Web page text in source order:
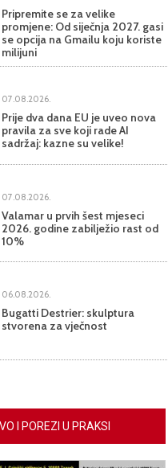
Pripremite se za velike
promjene: Od siječnja 2027. gasi
se opcija na Gmailu koju koriste
milijuni
07.08.2026.
Prije dva dana EU je uveo nova
pravila za sve koji rade AI
sadržaj: kazne su velike!
07.08.2026.
Valamar u prvih šest mjeseci
2026. godine zabilježio rast od
10%
06.08.2026.
Bugatti Destrier: skulptura
stvorena za vječnost
I POREZI U PRAKSI